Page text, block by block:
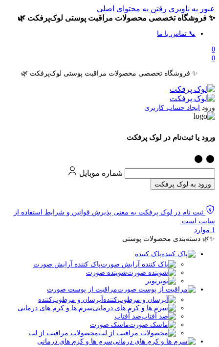
عبور به ناوبری رفتن به محتوای اصلی
✨ فروشگاه تخصصی محصولات مراقبت پوستی لوک‌پرفکت 🌿
📞 تماس با ما
0
0
✨ فروشگاه تخصصی محصولات مراقبت پوستی لوک‌پرفکت 🌿
ورود ایجاد حساب کاربری
ورود یا ثبت‌نام در لوک پرفکت
شماره موبایل
ورود به لوک پرفکت
ثبت نام در لوک پرفکت به معنی پذیرش قوانین و شرایط استفاده از
سایت است.
1 موارد
✨🌿 دسته‌بندی محصولات پوستی
پاک کننده
پاک کننده آرایش صورت
شوینده صورت
تونر
مراقبت از پوست صورت
آبرسان و مرطوب‌کننده
سرم ها و کرم های درمانی
ضد آفتاب
ماسک صورت
محصولات مراقبت از لب
سرم ها و کرم های درمانی